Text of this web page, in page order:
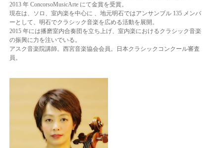
2013 年 ConcorsoMusicArte にて金賞を受賞。
現在は、ソロ、室内楽を中心に 、地元明石ではアンサンブル 135 メンバ
ーとして、明石でクラシック音楽を広める活動を展開。
2015 年には播磨室内合奏団を立ち上げ、室内楽におけるクラシック音楽
の振興に力を注いでいる。
アスク音楽院講師。西宮音楽協会会員。日本クラシックコンクール審査
員。